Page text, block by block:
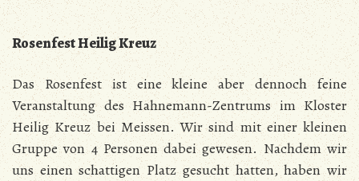
Rosenfest Heilig Kreuz
Das Rosenfest ist eine kleine aber dennoch feine
Veranstaltung des Hahnemann-Zentrums im Kloster
Heilig Kreuz bei Meissen. Wir sind mit einer kleinen
Gruppe von 4 Personen dabei gewesen. Nachdem wir
uns einen schattigen Platz gesucht hatten, haben wir